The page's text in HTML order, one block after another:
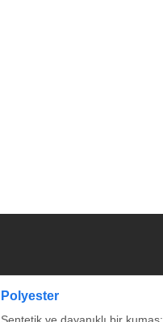
Polyester